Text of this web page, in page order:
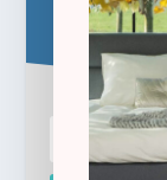
Schrijf